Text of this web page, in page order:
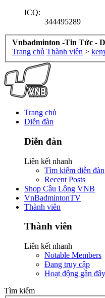
ICQ:
344495289
Vnbadminton -Tin Tức -
Trang chủ Thành viên >
Trang chủ
Diễn đàn
Diễn đàn
Liên kết nhanh
Tìm kiếm diễn đàn
Recent Posts
Shop Cầu Lông VNB
VnBadmintonTV
Thành viên
Thành viên
Liên kết nhanh
Notable Members
Đang truy cập
Hoạt động gần đây
Tìm kiếm